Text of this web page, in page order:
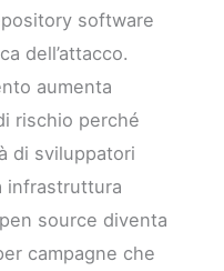
software
dell’attacco.
aumenta
rischio perché
di sviluppatori
infrastruttura
source diventa
campagne che